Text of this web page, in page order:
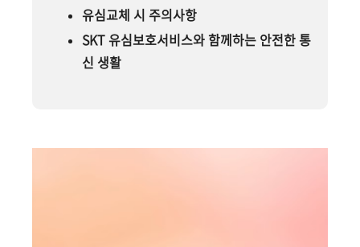
유심교체 시 주의사항
SKT 유심보호서비스와 함께하는 안전한 통
신 생활